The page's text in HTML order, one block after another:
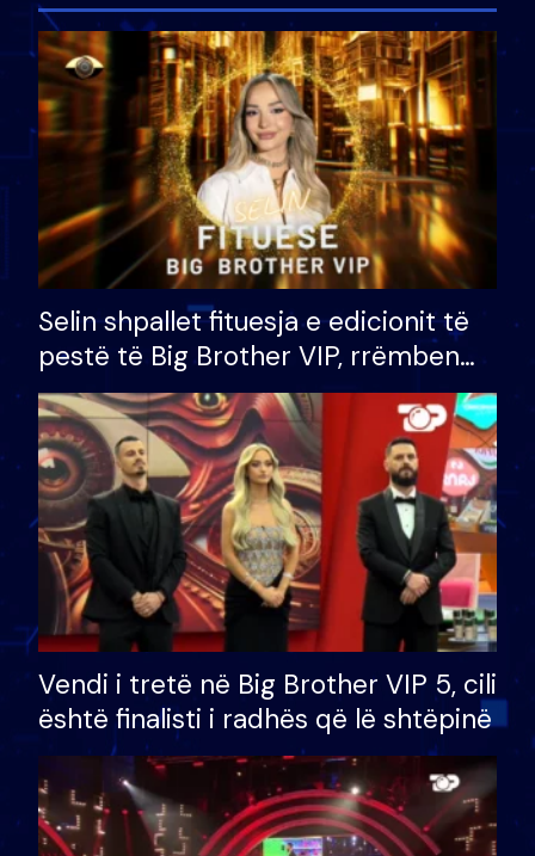
Selin shpallet fituesja e edicionit të
pestë të Big Brother VIP, rrëmben
çmimin e madh prej 100 mijë eurosh
Vendi i tretë në Big Brother VIP 5, cili
është finalisti i radhës që lë shtëpinë